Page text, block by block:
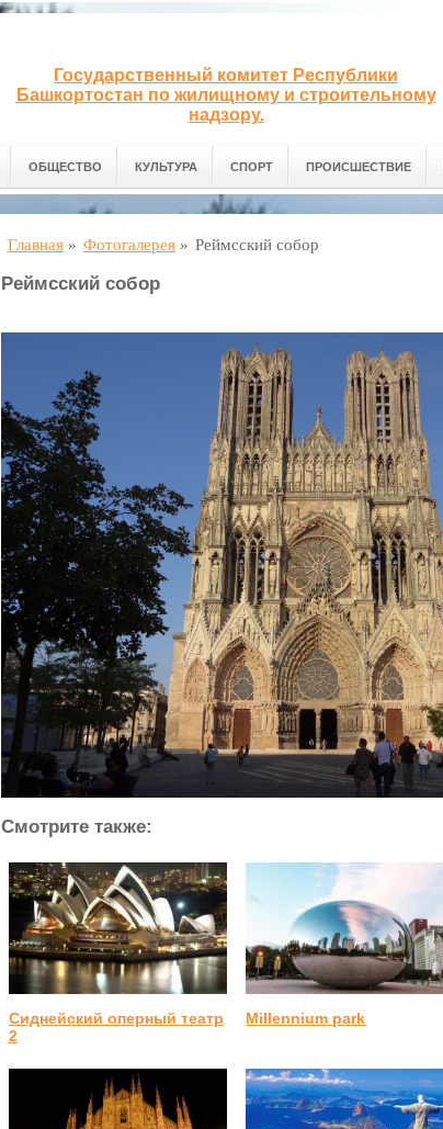
Государственный комитет Республики
Башкортостан по жилищному и строительному
надзору.
ОБЩЕСТВО КУЛЬТУРА СПОРТ ПРОИСШЕСТВИЕ
Главная » Фотогалерея » Реймсский собор
Реймсский собор
Смотрите также:
Сиднейский оперный театр
2
Millennium park